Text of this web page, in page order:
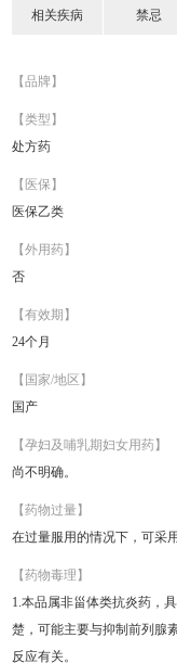
相关疾病 禁忌
【品牌】
【类型】
处方药
【医保】
医保乙类
【外用药】
否
【有效期】
24个月
【国家/地区】
国产
【孕妇及哺乳期妇女用药】
尚不明确。
【药物过量】
在过量服用的情况下，可采
【药物毒理】
1.本品属非甾体类抗炎药，
楚，可能主要与抑制前列腺
反应有关。